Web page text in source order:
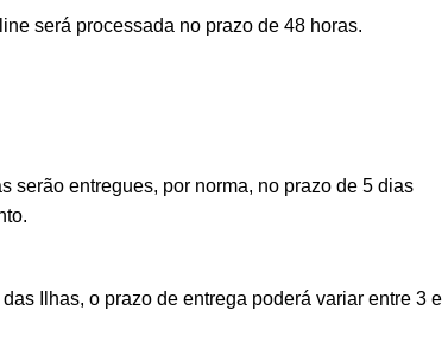
será processada no prazo de 48 horas.
serão entregues, por norma, no prazo de 5 dias
Ilhas, o prazo de entrega poderá variar entre 3 e